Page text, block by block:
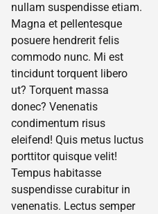
nullam suspendisse etiam.
Magna et pellentesque
posuere hendrerit felis
commodo nunc. Mi est
tincidunt torquent libero
ut? Torquent massa
donec? Venenatis
condimentum risus
eleifend! Quis metus luctus
porttitor quisque velit!
Tempus habitasse
suspendisse curabitur in
venenatis. Lectus semper